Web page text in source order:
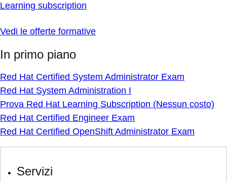
Learning subscription
Vedi le offerte formative
In primo piano
Red Hat Certified System Administrator Exam
Red Hat System Administration I
Prova Red Hat Learning Subscription (Nessun costo)
Red Hat Certified Engineer Exam
Red Hat Certified OpenShift Administrator Exam
Servizi